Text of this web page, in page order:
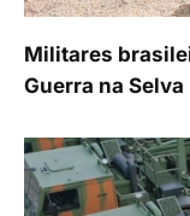
Militares
Guerra na